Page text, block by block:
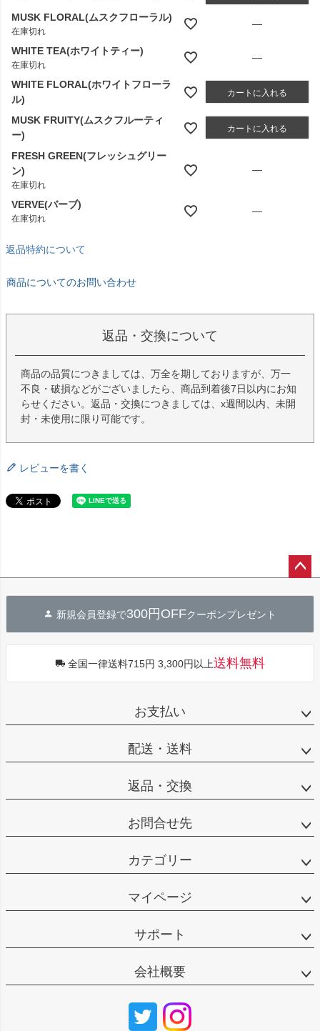
MUSK FLORAL(ムスクフローラル)
在庫切れ
—
WHITE TEA(ホワイトティー)
在庫切れ
—
WHITE FLORAL(ホワイトフローラ
ル)
カートに入れる
MUSK FRUITY(ムスクフルーティ
ー)
カートに入れる
FRESH GREEN(フレッシュグリー
ン)
在庫切れ
—
VERVE(バーブ)
在庫切れ
—
返品特約について
商品についてのお問い合わせ
返品・交換について
商品の品質につきましては、万全を期しておりますが、万一
不良・破損などがございましたら、商品到着後7日以内にお知
らせください。返品・交換につきましては、x週間以内、未開
封・未使用に限り可能です。
レビューを書く
へ
新規会員登録で300円OFFクーポンプレゼント
全国一律送料715円 3,300円以上送料無料
お支払い
配送・送料
返品・交換
お問合せ先
カテゴリー
マイページ
サポート
会社概要